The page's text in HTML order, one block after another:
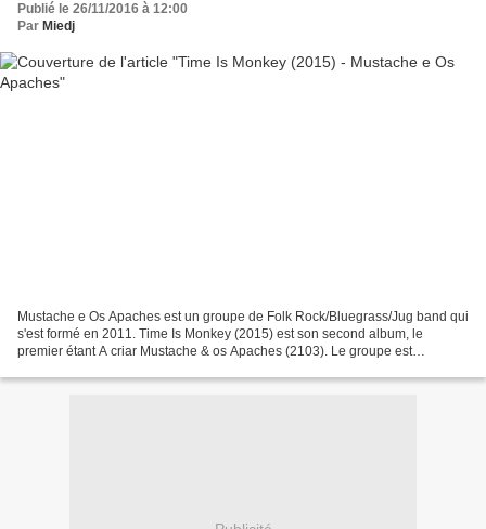
Publié le 26/11/2016 à 12:00
Par Miedj
Mustache e Os Apaches est un groupe de Folk Rock/Bluegrass/Jug band qui
s'est formé en 2011. Time Is Monkey (2015) est son second album, le
premier étant A criar Mustache & os Apaches (2103). Le groupe est